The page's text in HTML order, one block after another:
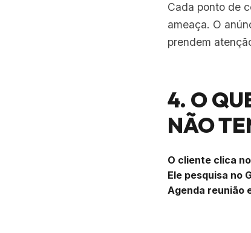
Cada ponto de
ameaça. O
prendem
4. O
NÃO
O cliente clica
Ele pesquisa no
Agenda reunião